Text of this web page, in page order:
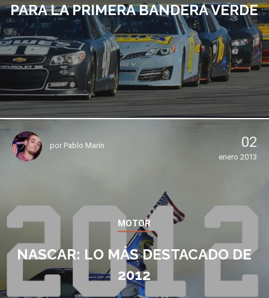
PARA LA PRIMERA BANDERA VERDE
por Pablo Marín 02
enero 2013
MOTOR
NASCAR: LO MÁS DESTACADO DE
2012